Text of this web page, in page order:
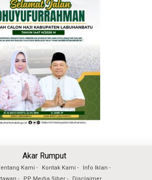
Kami Kontak Kami
Info Iklan